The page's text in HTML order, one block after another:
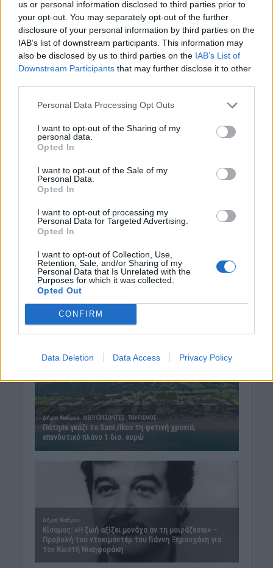
us or personal information disclosed to third parties prior to
your opt-out. You may separately opt-out of the further
disclosure of your personal information by third parties on the
IAB’s list of downstream participants. This information may
also be disclosed by us to third parties on the IAB’s List of
Downstream Participants that may further disclose it to other
Personal Data Processing Opt Outs
I want to opt-out of the Sharing of my
personal data.
Opted In
I want to opt-out of the Sale of my
Personal Data.
Opted In
I want to opt-out of processing my
Personal Data for Targeted Advertising.
Opted In
I want to opt-out of Collection, Use,
Retention, Sale, and/or Sharing of my
Personal Data that Is Unrelated with the
Purposes for which it was collected.
Opted Out
CONFIRM
Data Deletion Data Access Privacy Policy
ΝΟΜΌΣ ΧΑΝΊΩΝ
Χανιά: Την εντόπισε περιπολικό,
μεταφέρθηκε στο Αστυνομικό Τμήμα
και λίγες ημέρες μετά βρέθηκε νεκρή
6 Αυγούστου 2026 16:57
Δημοφιλή αυτή την εβδομάδα